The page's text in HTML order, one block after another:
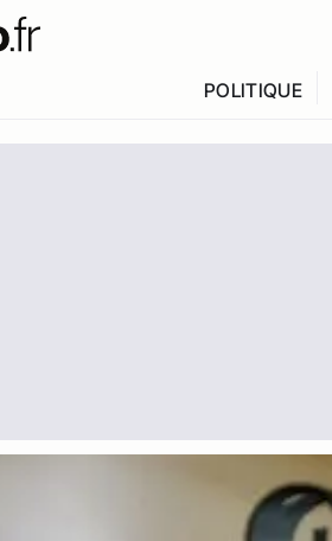
POLITIQUE